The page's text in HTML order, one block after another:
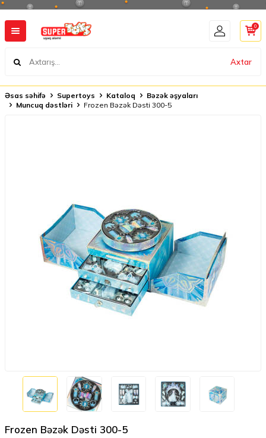
Axtar
0
Əsas səhifə Supertoys Kataloq
Bəzək əşyaları
Muncuq dəstləri
Frozen Bəzək Dəsti 300-5
Frozen Bəzək Dəsti 300-5